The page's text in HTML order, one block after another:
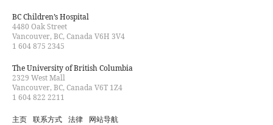
BC Children’s Hospital
4480 Oak Street
Vancouver, BC, Canada V6H 3V4
1 604 875 2345
The University of British Columbia
2329 West Mall
Vancouver, BC, Canada V6T 1Z4
1 604 822 2211
主页 联系方式 法律 网站导航